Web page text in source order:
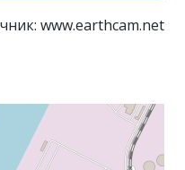
www.earthcam.net